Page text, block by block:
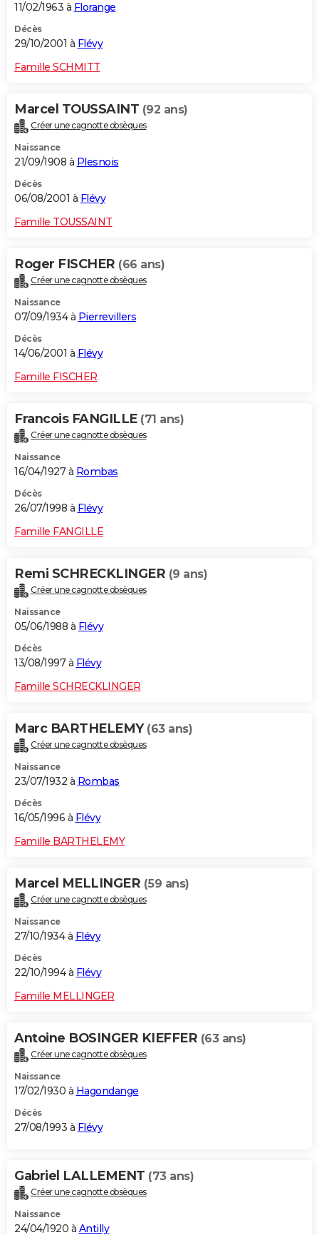
11/02/1963 à Florange
Décès
29/10/2001 à Flévy
Famille SCHMITT
Marcel TOUSSAINT (92 ans)
Créer une cagnotte obsèques
Naissance
21/09/1908 à Plesnois
Décès
06/08/2001 à Flévy
Famille TOUSSAINT
Roger FISCHER (66 ans)
Créer une cagnotte obsèques
Naissance
07/09/1934 à Pierrevillers
Décès
14/06/2001 à Flévy
Famille FISCHER
Francois FANGILLE (71 ans)
Créer une cagnotte obsèques
Naissance
16/04/1927 à Rombas
Décès
26/07/1998 à Flévy
Famille FANGILLE
Remi SCHRECKLINGER (9 ans)
Créer une cagnotte obsèques
Naissance
05/06/1988 à Flévy
Décès
13/08/1997 à Flévy
Famille SCHRECKLINGER
Marc BARTHELEMY (63 ans)
Créer une cagnotte obsèques
Naissance
23/07/1932 à Rombas
Décès
16/05/1996 à Flévy
Famille BARTHELEMY
Marcel MELLINGER (59 ans)
Créer une cagnotte obsèques
Naissance
27/10/1934 à Flévy
Décès
22/10/1994 à Flévy
Famille MELLINGER
Antoine BOSINGER KIEFFER (63 ans)
Créer une cagnotte obsèques
Naissance
17/02/1930 à Hagondange
Décès
27/08/1993 à Flévy
Gabriel LALLEMENT (73 ans)
Créer une cagnotte obsèques
Naissance
24/04/1920 à Antilly